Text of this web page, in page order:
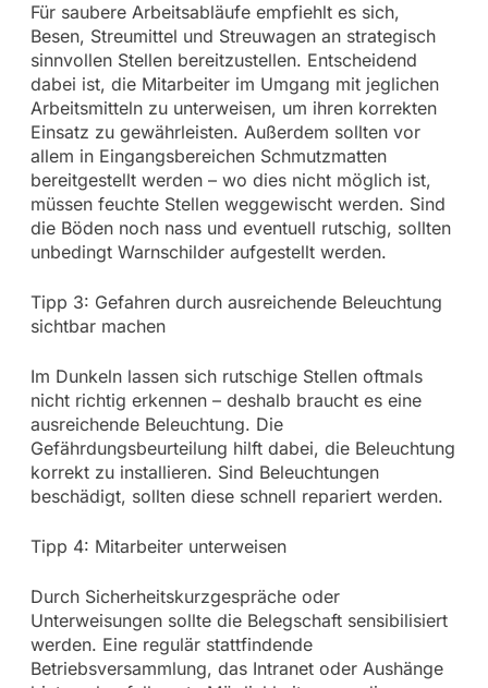
Für saubere Arbeitsabläufe empfiehlt es sich,
Besen, Streumittel und Streuwagen an strategisch
sinnvollen Stellen bereitzustellen. Entscheidend
dabei ist, die Mitarbeiter im Umgang mit jeglichen
Arbeitsmitteln zu unterweisen, um ihren korrekten
Einsatz zu gewährleisten. Außerdem sollten vor
allem in Eingangsbereichen Schmutzmatten
bereitgestellt werden – wo dies nicht möglich ist,
müssen feuchte Stellen weggewischt werden. Sind
die Böden noch nass und eventuell rutschig, sollten
unbedingt Warnschilder aufgestellt werden.
Tipp 3: Gefahren durch ausreichende Beleuchtung
sichtbar machen
Im Dunkeln lassen sich rutschige Stellen oftmals
nicht richtig erkennen – deshalb braucht es eine
ausreichende Beleuchtung. Die
Gefährdungsbeurteilung hilft dabei, die Beleuchtung
korrekt zu installieren. Sind Beleuchtungen
beschädigt, sollten diese schnell repariert werden.
Tipp 4: Mitarbeiter unterweisen
Durch Sicherheitskurzgespräche oder
Unterweisungen sollte die Belegschaft sensibilisiert
werden. Eine regulär stattfindende
Betriebsversammlung, das Intranet oder Aushänge